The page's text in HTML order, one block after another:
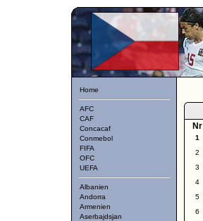
Home
AFC
CAF
Concacaf
Conmebol
FIFA
OFC
UEFA
Albanien
Andorra
Armenien
Aserbajdsjan
Nr
1
2
3
4
5
6